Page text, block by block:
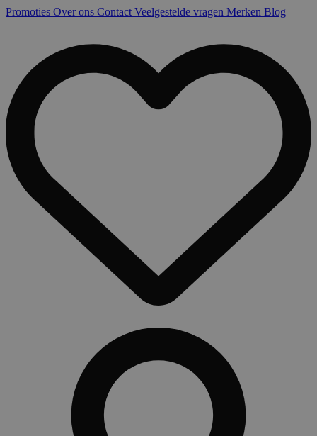
Promoties Over ons Contact Veelgestelde vragen Merken Blog